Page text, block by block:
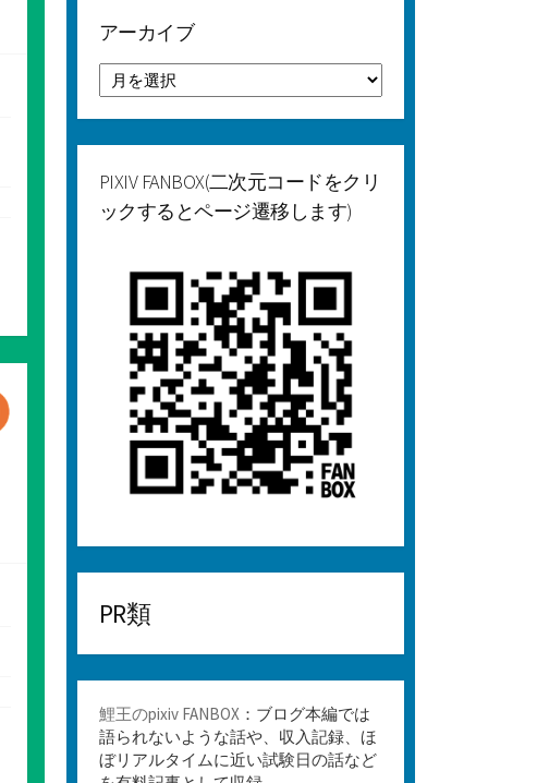
アーカイブ
ー
カ
イ
PIXIV FANBOX(二次元コードをクリ
ックするとページ遷移します)
PR類
鯉王のpixiv FANBOX ：ブログ本編では
語られないような話や、収入記録、ほ
ぼリアルタイムに近い試験日の話など